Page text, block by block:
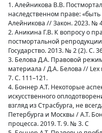
1. Алейникова В.В.
наследственном праве:
Алейникова // Закон. 2023. №
2. Аникина Г.В. К вопросу о
постмортальной
Государство. 2013. № 2 (2). С.
3. Белова Д.А. Правовой
материала / Д.А. Белова // Lex
7. С. 111–121.
4. Боннер А.Т. Некоторые
искусственного
взгляд из Страсбурга, не
Петербурга и Москвы / А.Т.
процесса. 2019. Т. 9. № 3. С